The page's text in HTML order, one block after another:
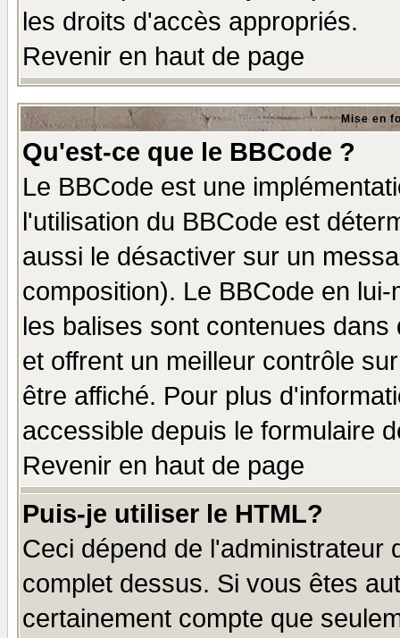
les droits d'accès appropriés.
Revenir en haut de page
Mise en
Qu'est-ce que le BBCode ?
Le BBCode est une
l'utilisation du BBCode est
aussi le désactiver sur un
composition). Le BBCode en
les balises sont contenues
et offrent un meilleur contrôle
être affiché. Pour plus
accessible depuis le formulaire
Revenir en haut de page
Puis-je utiliser le HTML?
Ceci dépend de l'administrateur
complet dessus. Si vous êtes
certainement compte que